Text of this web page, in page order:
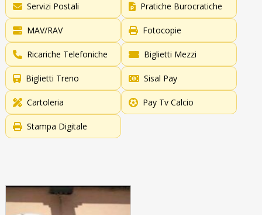
Servizi Postali Pratiche Burocratiche
MAV/RAV Fotocopie
Ricariche Telefoniche Biglietti Mezzi
Biglietti Treno Sisal Pay
Cartoleria Pay Tv Calcio
Stampa Digitale